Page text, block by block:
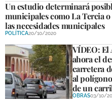
Un estudio determinará
municipales como La Tercia o
las necesidades municipales
POLÍTICA20/10/2020
VÍDEO: El
ahora el
carretera
al
de un
OBRAS03/10/